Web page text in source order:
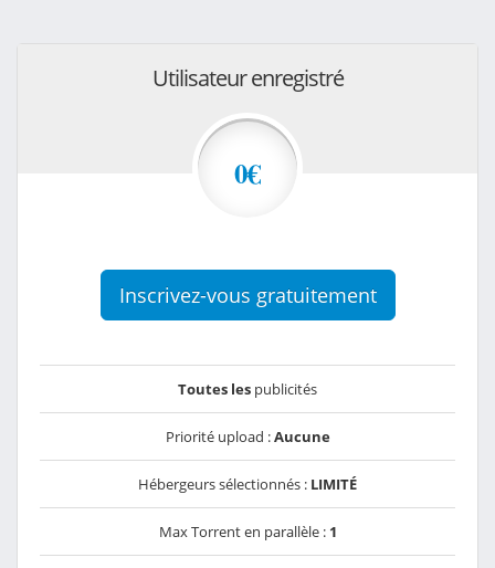
Utilisateur enregistré
0€
Inscrivez-vous gratuitement
Toutes les publicités
Priorité upload :Aucune
Hébergeurs sélectionnés : LIMITÉ
Max Torrent en parallèle : 1